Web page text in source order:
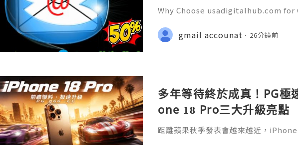
Why Choose usadigitalhub.com for
hatsApp :+1 (506) 541-7768
talhub 💫💎💲💫🌐✨💎Discord:
gmail accounat 26分鐘前
多年等待終於成真！PG
one 18 Pro三大升級亮點
距離蘋果秋季發表會越來越近，